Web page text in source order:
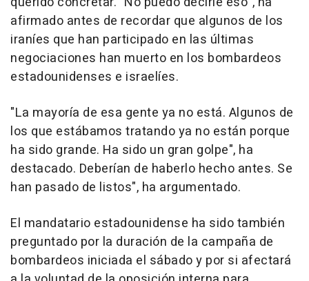
afirmado antes de recordar que algunos de los
iraníes que han participado en las últimas
negociaciones han muerto en los bombardeos
estadounidenses e israelíes.
"La mayoría de esa gente ya no está. Algunos de
los que estábamos tratando ya no están porque
ha sido grande. Ha sido un gran golpe", ha
destacado. Deberían de haberlo hecho antes. Se
han pasado de listos", ha argumentado.
El mandatario estadounidense ha sido también
preguntado por la duración de la campaña de
bombardeos iniciada el sábado y por si afectará